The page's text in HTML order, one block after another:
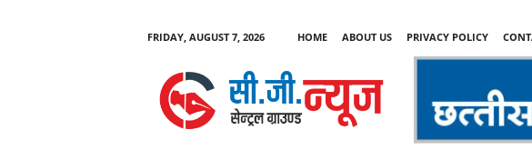
FRIDAY, AUGUST 7, 2026 HOME ABOUT US PRIVACY POLICY